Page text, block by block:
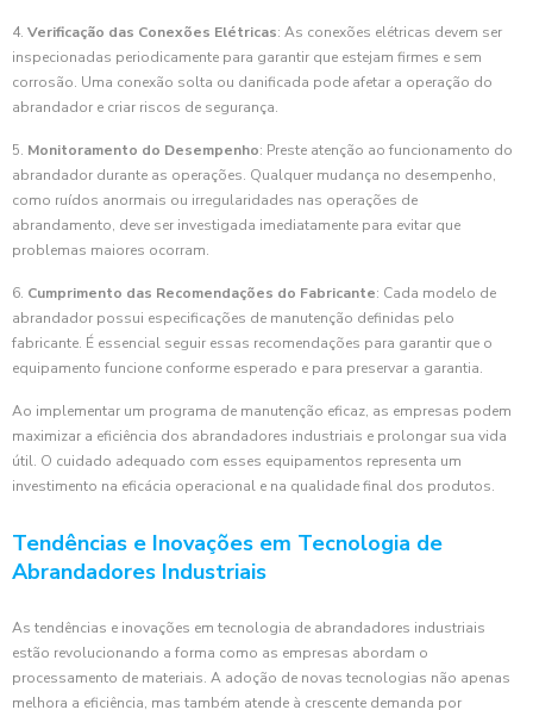
4. Verificação das Conexões Elétricas: As conexões elétricas devem ser
inspecionadas periodicamente para garantir que estejam firmes e sem
corrosão. Uma conexão solta ou danificada pode afetar a operação do
abrandador e criar riscos de segurança.
5. Monitoramento do Desempenho: Preste atenção ao funcionamento do
abrandador durante as operações. Qualquer mudança no desempenho,
como ruídos anormais ou irregularidades nas operações de
abrandamento, deve ser investigada imediatamente para evitar que
problemas maiores ocorram.
6. Cumprimento das Recomendações do Fabricante: Cada modelo de
abrandador possui especificações de manutenção definidas pelo
fabricante. É essencial seguir essas recomendações para garantir que o
equipamento funcione conforme esperado e para preservar a garantia.
Ao implementar um programa de manutenção eficaz, as empresas podem
maximizar a eficiência dos abrandadores industriais e prolongar sua vida
útil. O cuidado adequado com esses equipamentos representa um
investimento na eficácia operacional e na qualidade final dos produtos.
Tendências e Inovações em Tecnologia de
Abrandadores Industriais
As tendências e inovações em tecnologia de abrandadores industriais
estão revolucionando a forma como as empresas abordam o
processamento de materiais. A adoção de novas tecnologias não apenas
melhora a eficiência, mas também atende à crescente demanda por